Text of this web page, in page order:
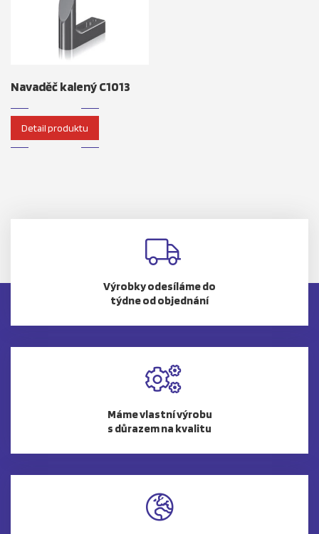
Navaděč kalený C1013
Detail produktu
Výrobky odesíláme do
týdne od objednání
Máme vlastní výrobu
s důrazem na kvalitu